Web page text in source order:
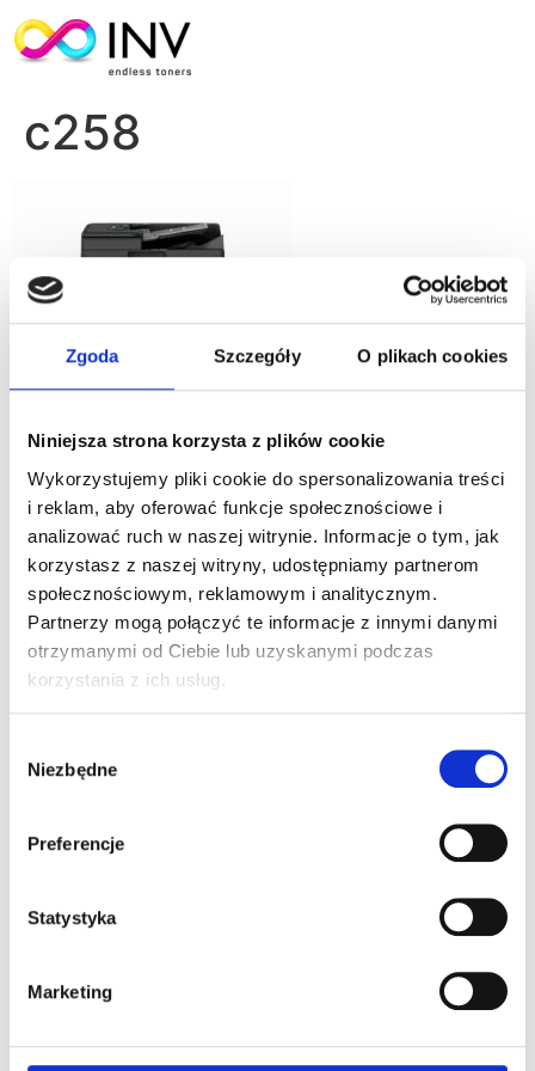
Zgoda Szczegóły O plikach cookies
Niniejsza strona korzysta z plików cookie
Wykorzystujemy pliki cookie do spersonalizowania treści
i reklam, aby oferować funkcje społecznościowe i
analizować ruch w naszej witrynie. Informacje o tym, jak
korzystasz z naszej witryny, udostępniamy partnerom
społecznościowym, reklamowym i analitycznym.
Partnerzy mogą połączyć te informacje z innymi danymi
otrzymanymi od Ciebie lub uzyskanymi podczas
korzystania z ich usług.
zgody
Niezbędne
Preferencje
Statystyka
Marketing
c258
Wynajem urządzeń
drukujących
Dodaj komentarz